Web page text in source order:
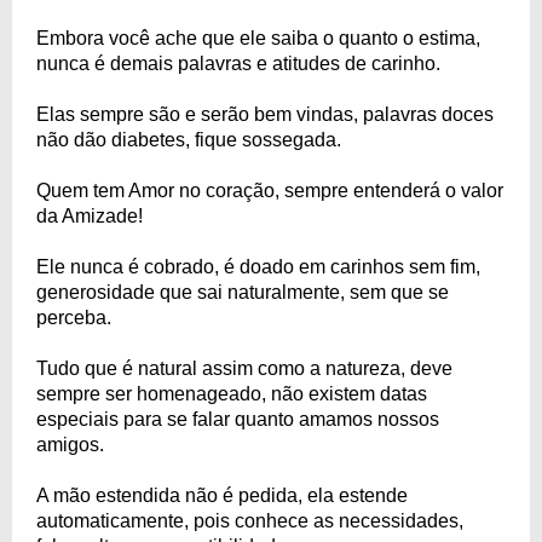
Embora você ache que ele saiba o quanto o estima,
nunca é demais palavras e atitudes de carinho.
Elas sempre são e serão bem vindas, palavras doces
não dão diabetes, fique sossegada.
Quem tem Amor no coração, sempre entenderá o valor
da Amizade!
Ele nunca é cobrado, é doado em carinhos sem fim,
generosidade que sai naturalmente, sem que se
perceba.
Tudo que é natural assim como a natureza, deve
sempre ser homenageado, não existem datas
especiais para se falar quanto amamos nossos
amigos.
A mão estendida não é pedida, ela estende
automaticamente, pois conhece as necessidades,